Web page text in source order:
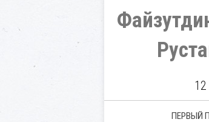
12
ПЕРВЫЙ